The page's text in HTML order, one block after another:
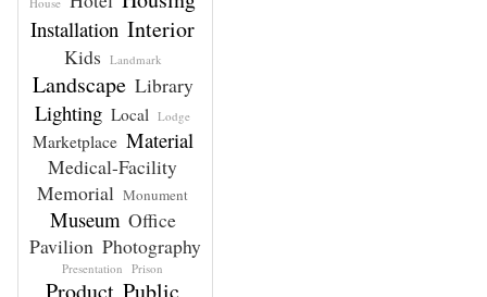
Installation Interior
Kids Landmark
Landscape Library
Lighting Local Lodge
Marketplace Material
Medical-Facility
Memorial Monument
Museum Office
Pavilion Photography
Presentation Prison
Product Public